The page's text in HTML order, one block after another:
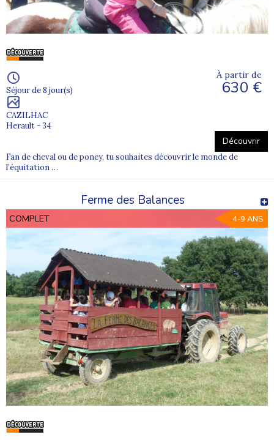
Séjour de 8 jour(s)
CAZILHAC
Herault - 34
À partir de
630 €
Découvrir
Fan de cheval ou de poney, tu souhaites découvrir le monde de
l’équitation …
Ferme des Balances
COMPLET 4-9 ANS